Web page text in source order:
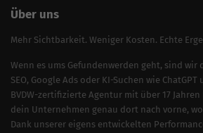
Über uns
Mehr Sichtbarkeit. Weniger Kosten. Echte
Wenn es ums Gefundenwerden geht, sind wir
SEO, Google Ads oder KI-Suchen wie
BVDW-zertifizierte Agentur mit über 17
dein Unternehmen genau dort nach vorne,
Dank unserer eigens entwickelten